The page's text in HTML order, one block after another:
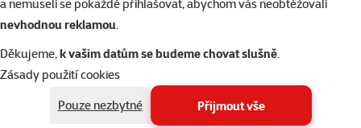
a nemuseli se pokaždé přihlašovat, abychom vás neobtěžovali
nevhodnou reklamou.
Děkujeme,k vašim datům se budeme chovat slušně.
Zásady použití cookies
Pouze nezbytné
Přijmout vše
Kolín Ovčáry
Ovčáry 304, Ovčáry
Kozomín